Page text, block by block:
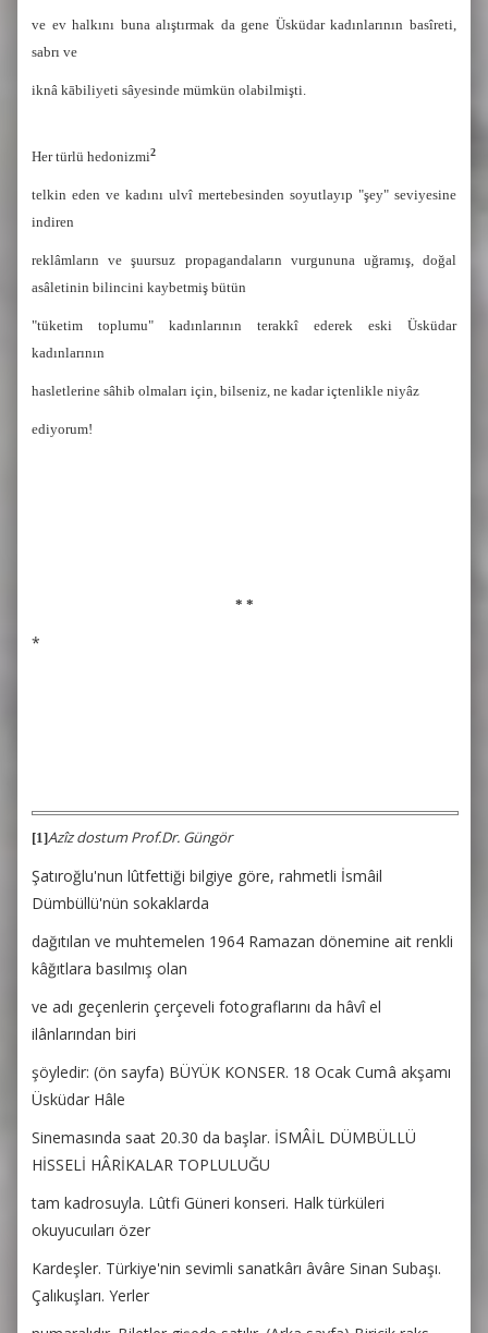
ve ev halkını buna alıştırmak da gene Üsküdar kadınlarının basîreti,
sabrı ve
iknâ kābiliyeti sâyesinde mümkün olabilmişti.
Her türlü hedonizmi2
telkin eden ve kadını ulvî mertebesinden soyutlayıp "şey" seviyesine
indiren
reklâmların ve şuursuz propagandaların vurgununa uğramış, doğal
asâletinin bilincini kaybetmiş bütün
"tüketim toplumu" kadınlarının terakkî ederek eski Üsküdar
kadınlarının
hasletlerine sâhib olmaları için, bilseniz, ne kadar içtenlikle niyâz
ediyorum!
* *
*
[1]Azîz dostum Prof.Dr. Güngör
Şatıroğlu'nun lûtfettiği bilgiye göre, rahmetli İsmâil
Dümbüllü'nün sokaklarda
dağıtılan ve muhtemelen 1964 Ramazan dönemine ait renkli
kâğıtlara basılmış olan
ve adı geçenlerin çerçeveli fotograflarını da hâvî el
ilânlarından biri
şöyledir: (ön sayfa) BÜYÜK KONSER. 18 Ocak Cumâ akşamı
Üsküdar Hâle
Sinemasında saat 20.30 da başlar. İSMÂİL DÜMBÜLLÜ
HİSSELİ HÂRİKALAR TOPLULUĞU
tam kadrosuyla. Lûtfi Güneri konseri. Halk türküleri
okuyucuıları özer
Kardeşler. Türkiye'nin sevimli sanatkârı âvâre Sinan Subaşı.
Çalıkuşları. Yerler